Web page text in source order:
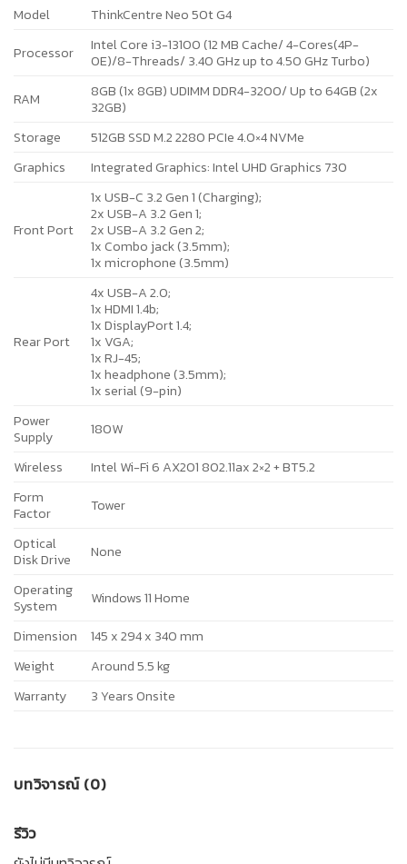
Model
ThinkCentre Neo 50t G4
Processor
Intel Core i3-13100 (12 MB Cache/ 4-Cores(4P-
0E)/8-Threads/ 3.40 GHz up to 4.50 GHz Turbo)
RAM
8GB (1x 8GB) UDIMM DDR4-3200/ Up to 64GB (2x
32GB)
Storage
512GB SSD M.2 2280 PCIe 4.0×4 NVMe
Graphics
Integrated Graphics: Intel UHD Graphics 730
Front Port
1x USB-C 3.2 Gen 1 (Charging);
2x USB-A 3.2 Gen 1;
2x USB-A 3.2 Gen 2;
1x Combo jack (3.5mm);
1x microphone (3.5mm)
Rear Port
4x USB-A 2.0;
1x HDMI 1.4b;
1x DisplayPort 1.4;
1x VGA;
1x RJ-45;
1x headphone (3.5mm);
1x serial (9-pin)
Power
Supply
180W
Wireless
Intel Wi-Fi 6 AX201 802.11ax 2×2 + BT5.2
Form
Factor
Tower
Optical
Disk Drive
None
Operating
System
Windows 11 Home
Dimension
145 x 294 x 340 mm
Weight
Around 5.5 kg
Warranty
3 Years Onsite
บทวิจารณ์ (0)
รีวิว